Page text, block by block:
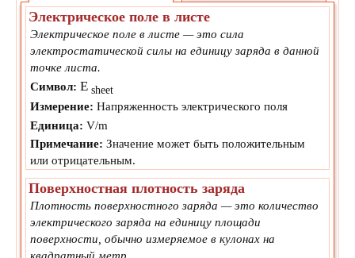
Электрическое поле в листе
Электрическое поле в листе — это сила
электростатической силы на единицу заряда в данной
точке листа.
Символ: E sheet
Измерение: Напряженность электрического поля
Единица: V/m
Примечание: Значение может быть положительным
или отрицательным.
Поверхностная плотность заряда
Плотность поверхностного заряда — это количество
электрического заряда на единицу площади
поверхности, обычно измеряемое в кулонах на
квадратный метр.